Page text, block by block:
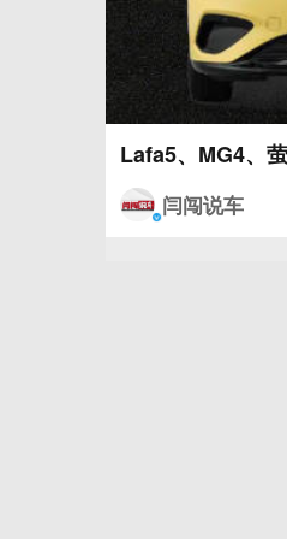
Lafa5、MG4、
闫闯说车